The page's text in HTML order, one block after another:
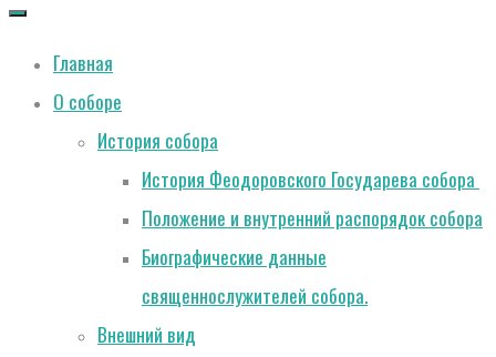
Главная
О соборе
История собора
История Феодоровского Государева собора
Положение и внутренний распорядок собора
Биографические данные
священнослужителей собора.
Внешний вид